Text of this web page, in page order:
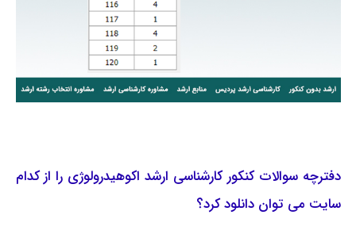
دفترچه سوالات کنکور کارشناسی ارشد اکوهیدرولوژی را از کدام
سایت می توان دانلود کرد؟